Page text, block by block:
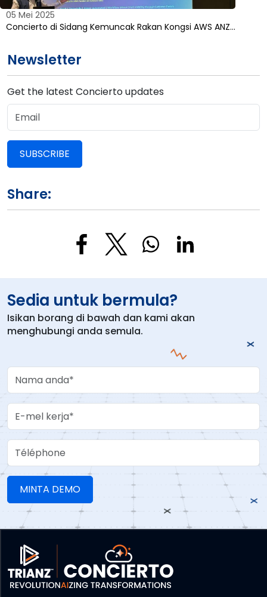
05 Mei 2025
Concierto di Sidang Kemuncak Rakan Kongsi AWS ANZ…
Newsletter
Get the latest Concierto updates
SUBSCRIBE
Share:
Sedia untuk bermula?
Isikan borang di bawah dan kami akan
menghubungi anda semula.
Your Name
Work Email
Téléphone